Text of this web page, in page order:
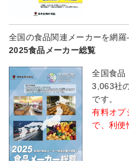
全国の食品関連メーカーを網
2025食品メーカー総覧
全国食品
3,063社
です。
有料オプ
で、利便